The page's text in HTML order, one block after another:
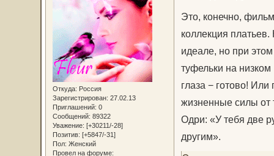
Откуда: Россия
Зарегистрирован: 27.02.13
Приглашений: 0
Сообщений: 89322
Уважение: [+30211/-28]
Позитив: [+5847/-31]
Пол: Женский
Провел на форуме:
Это, конечно,
коллекция
идеале, но при
туфельки на
глаза − готово! Или
жизненные силы от
Одри: «У тебя две
другим».